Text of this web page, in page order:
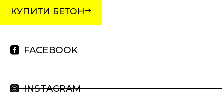
КУПИТИ БЕТОН
FACEBOOK
INSTAGRAM